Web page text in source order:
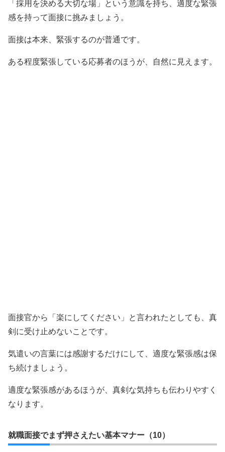
「採用を決める大切な場」という意識を持ち、適度な緊張
感を持って面接に挑みましょう。
面接は本来、緊張するのが普通です。
ある程度緊張している応募者のほうが、自然に見えます。
面接官から「楽にしてください」と言われたとしても、真
剣に受け止めないことです。
気遣いの言葉には感謝するだけにして、適度な緊張感は保
ち続けましょう。
適度な緊張感があるほうが、真剣な気持ちも伝わりやすく
なります。
就職面接でまず押さえたい基本マナー（10）